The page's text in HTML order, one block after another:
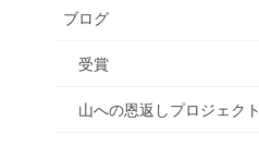
ブログ
受賞
山への恩返しプロジェクト